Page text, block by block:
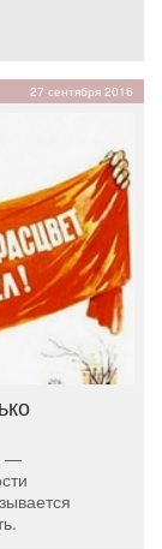
27 сентября 2016
—